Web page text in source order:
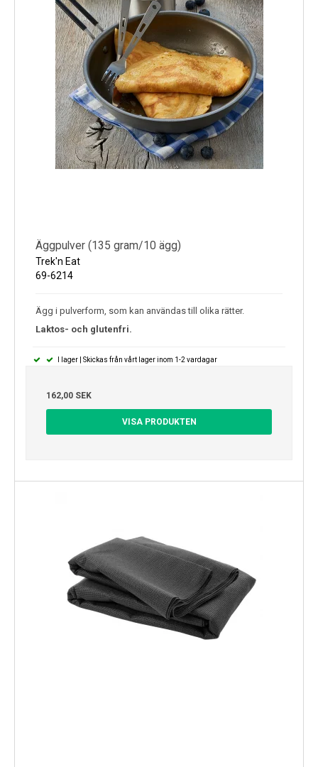
Äggpulver (135 gram/10 ägg)
Trek'n Eat
69-6214
Ägg i pulverform, som kan användas till olika rätter.
Laktos- och glutenfri.
I lager | Skickas från vårt lager inom 1-2 vardagar
162,00 SEK
VISA PRODUKTEN